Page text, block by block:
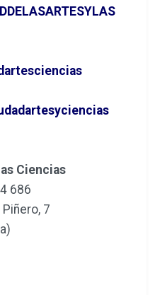
Ciencias
686
7